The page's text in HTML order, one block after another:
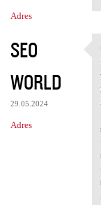
Adres
SEO
WORLD
29.05.2024
Adres